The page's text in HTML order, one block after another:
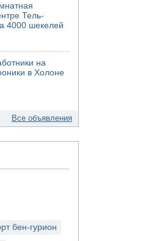
Тель-
4000 шекелей
на
в Холоне
Все объявления
бен-гурион